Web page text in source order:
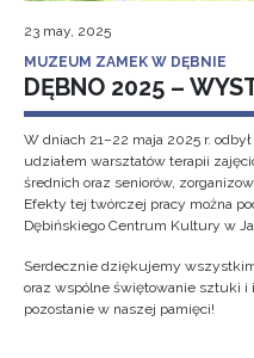
23 may, 2025
MUZEUM ZAMEK W DĘBNIE
DĘBNO 2025 –
W dniach 21–22 maja 2025 r.
udziałem warsztatów terapii
średnich oraz seniorów,
Efekty tej twórczej pracy można
Dębińskiego Centrum Kultury w
Serdecznie dziękujemy
oraz wspólne świętowanie sztuki i
pozostanie w naszej pamięci!